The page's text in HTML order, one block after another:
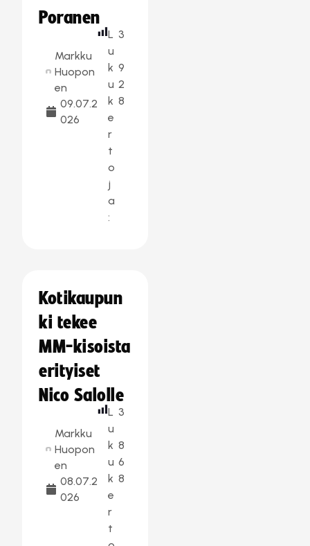
Poranen
Markku
Huopon
en
09.07.2
026
L
u
k
u
k
e
r
t
o
j
a
:
3
9
2
8
Kotikaupun
ki tekee
MM-kisoista
erityiset
Nico Salolle
Markku
Huopon
en
08.07.2
026
L
u
k
u
k
e
r
t
3
8
6
8